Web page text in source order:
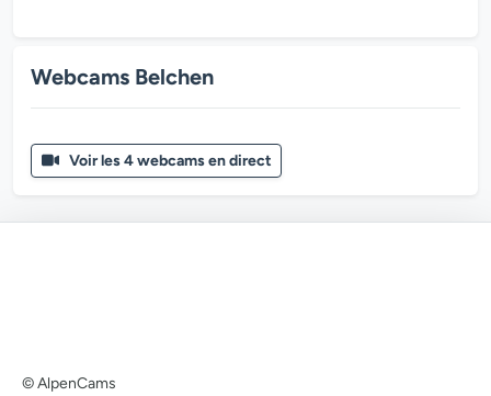
Webcams Belchen
Voir les 4 webcams en direct
© AlpenCams